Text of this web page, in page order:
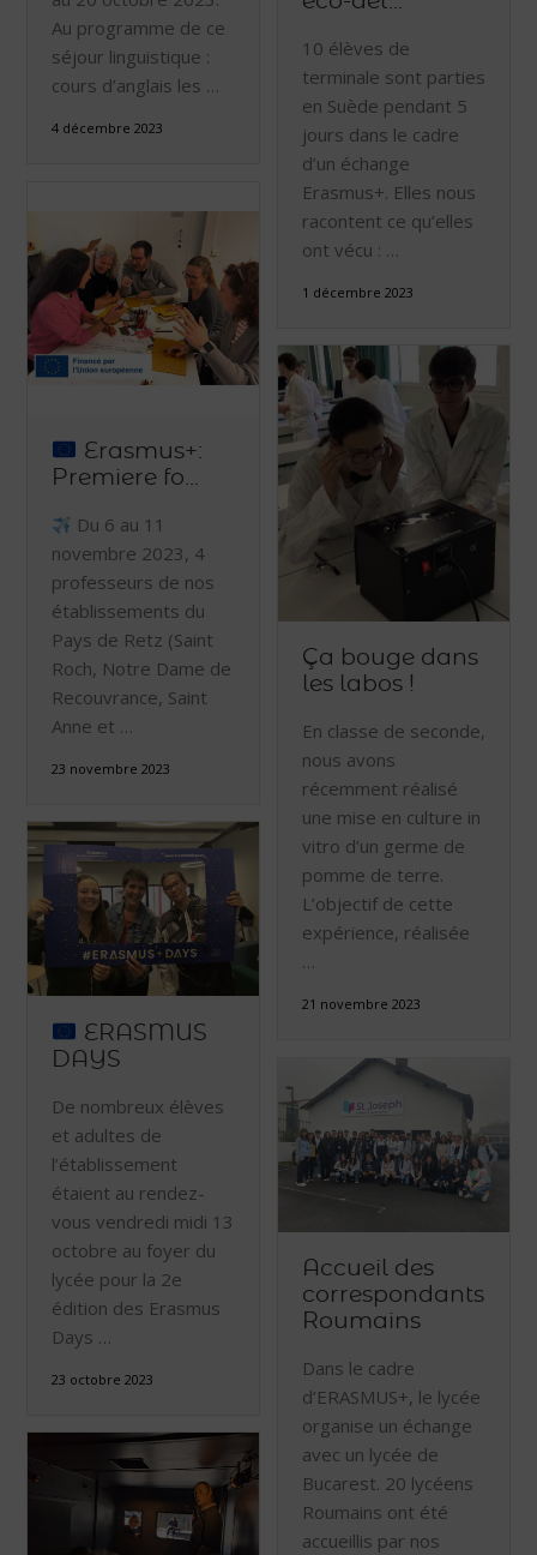
Au programme de ce
séjour linguistique :
cours d’anglais les …
4 décembre 2023
10 élèves de
terminale sont parties
en Suède pendant 5
jours dans le cadre
d’un échange
Erasmus+. Elles nous
racontent ce qu’elles
ont vécu : …
1 décembre 2023
Erasmus+:
Premiere fo...
Du 6 au 11
novembre 2023, 4
professeurs de nos
établissements du
Pays de Retz (Saint
Roch, Notre Dame de
Recouvrance, Saint
Anne et …
23 novembre 2023
Ça bouge dans
les labos !
En classe de seconde,
nous avons
récemment réalisé
une mise en culture in
vitro d’un germe de
pomme de terre.
L’objectif de cette
expérience, réalisée
…
21 novembre 2023
ERASMUS
DAYS
De nombreux élèves
et adultes de
l’établissement
étaient au rendez-
vous vendredi midi 13
octobre au foyer du
lycée pour la 2e
édition des Erasmus
Days …
23 octobre 2023
Accueil des
correspondants
Roumains
Dans le cadre
d’ERASMUS+, le lycée
organise un échange
avec un lycée de
Bucarest. 20 lycéens
Roumains ont été
accueillis par nos